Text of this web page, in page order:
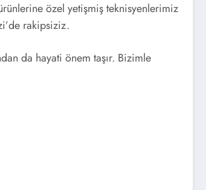
özel yetişmiş teknisyenlerimiz
rakipsiziz.
da hayati önem taşır. Bizimle